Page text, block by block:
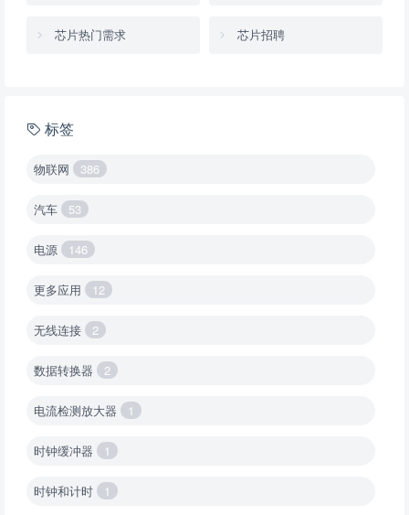
芯片热门需求 芯片招聘
标签
物联网 386
汽车 53
电源 146
更多应用 12
无线连接 2
数据转换器 2
电流检测放大器 1
时钟缓冲器 1
时钟和计时 1